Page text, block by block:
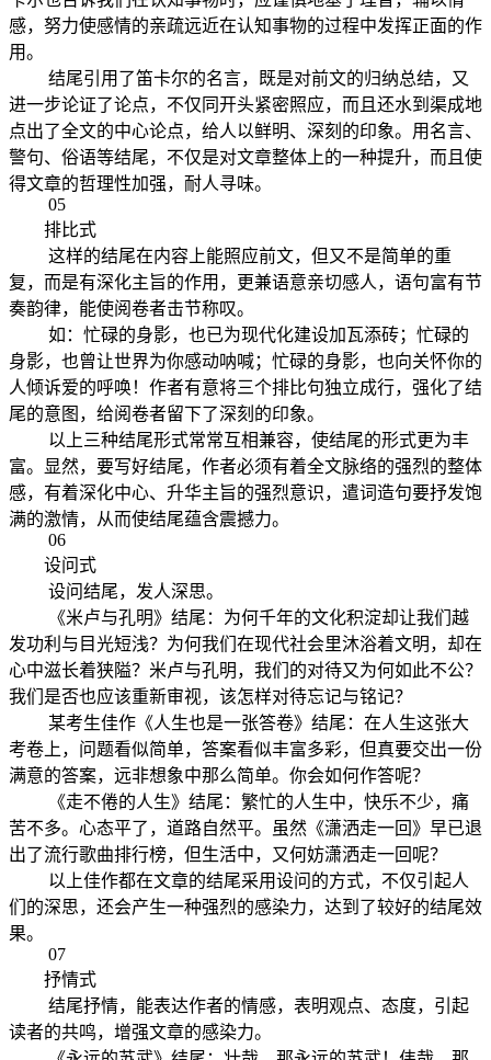
感，努力使感情的亲疏远近在认知事物的过程中发挥正面的作
用。
结尾引用了笛卡尔的名言，既是对前文的归纳总结，又
进一步论证了论点，不仅同开头紧密照应，而且还水到渠成地
点出了全文的中心论点，给人以鲜明、深刻的印象。用名言、
警句、俗语等结尾，不仅是对文章整体上的一种提升，而且使
得文章的哲理性加强，耐人寻味。
05
排比式
这样的结尾在内容上能照应前文，但又不是简单的重
复，而是有深化主旨的作用，更兼语意亲切感人，语句富有节
奏韵律，能使阅卷者击节称叹。
如：忙碌的身影，也已为现代化建设加瓦添砖；忙碌的
身影，也曾让世界为你感动呐喊；忙碌的身影，也向关怀你的
人倾诉爱的呼唤！作者有意将三个排比句独立成行，强化了结
尾的意图，给阅卷者留下了深刻的印象。
以上三种结尾形式常常互相兼容，使结尾的形式更为丰
富。显然，要写好结尾，作者必须有着全文脉络的强烈的整体
感，有着深化中心、升华主旨的强烈意识，遣词造句要抒发饱
满的激情，从而使结尾蕴含震撼力。
06
设问式
设问结尾，发人深思。
《米卢与孔明》结尾：为何千年的文化积淀却让我们越
发功利与目光短浅？为何我们在现代社会里沐浴着文明，却在
心中滋长着狭隘？米卢与孔明，我们的对待又为何如此不公？
我们是否也应该重新审视，该怎样对待忘记与铭记？
某考生佳作《人生也是一张答卷》结尾：在人生这张大
考卷上，问题看似简单，答案看似丰富多彩，但真要交出一份
满意的答案，远非想象中那么简单。你会如何作答呢？
《走不倦的人生》结尾：繁忙的人生中，快乐不少，痛
苦不多。心态平了，道路自然平。虽然《潇洒走一回》早已退
出了流行歌曲排行榜，但生活中，又何妨潇洒走一回呢？
以上佳作都在文章的结尾采用设问的方式，不仅引起人
们的深思，还会产生一种强烈的感染力，达到了较好的结尾效
果。
07
抒情式
结尾抒情，能表达作者的情感，表明观点、态度，引起
读者的共鸣，增强文章的感染力。